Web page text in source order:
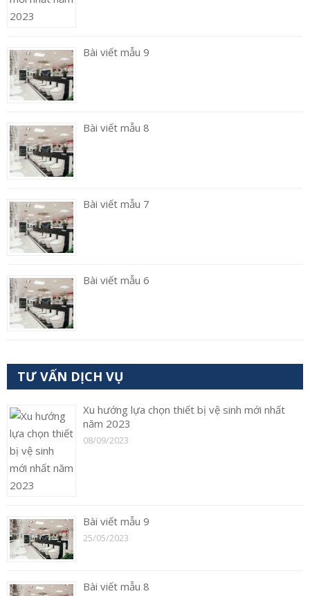
Bài viết mẫu 9
Bài viết mẫu 8
Bài viết mẫu 7
Bài viết mẫu 6
TƯ VẤN DỊCH VỤ
Xu hướng lựa chọn thiết bị vệ sinh mới nhất
năm 2023
08/09/2023
Bài viết mẫu 9
25/05/2023
Bài viết mẫu 8